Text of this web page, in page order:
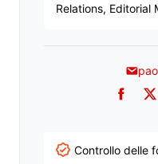
Relations, Editorial
Controllo delle